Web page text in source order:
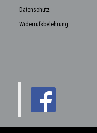
Datenschutz
Widerrufsbelehrung